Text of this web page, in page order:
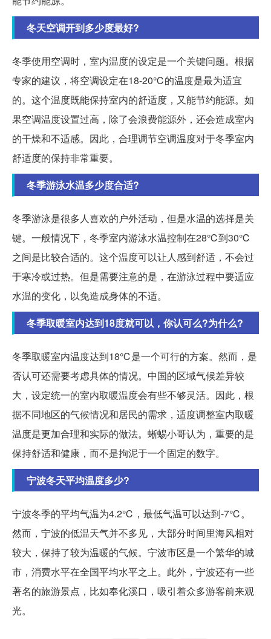
冬天空调开到多少度最好?
冬季使用空调时，室内温度的设定是一个关键问题。根据
专家的建议，将空调设定在18-20℃的温度是最为适宜
的。这个温度既能保持室内的舒适度，又能节约能源。如
果空调温度设置过高，除了会浪费能源外，还会造成室内
的干燥和不适感。因此，合理调节空调温度对于冬季室内
舒适度的保持非常重要。
冬季游泳水温多少度合适?
冬季游泳是很多人喜欢的户外活动，但是水温的选择是关
键。一般情况下，冬季室内游泳水温控制在28℃到30℃
之间是比较合适的。这个温度可以让人感到舒适，不会过
于寒冷或过热。但是需要注意的是，在游泳过程中要适应
水温的变化，以免造成身体的不适。
冬季取暖室内达到18度就可以，你认可么?为什么?
冬季取暖室内温度达到18℃是一个可行的方案。然而，是
否认可还需要考虑具体的情况。中国的区域气候差异较
大，设定统一的室内取暖温度会有些不够灵活。因此，根
据不同地区的气候情况和居民的需求，适度调整室内取暖
温度是更加合理和实际的做法。蜥蜴小哥认为，重要的是
保持舒适和健康，而不是拘泥于一个固定的数字。
宁波冬天平均温度多少?
宁波冬季的平均气温为4.2℃，最低气温可以达到-7℃。
然而，宁波的低温天气并不多见，大部分时间里海风相对
较大，保持了较为温暖的气候。宁波市区是一个繁华的城
市，消费水平在全国平均水平之上。此外，宁波还有一些
著名的旅游景点，比如奉化溪口，吸引着众多游客前来观
光。